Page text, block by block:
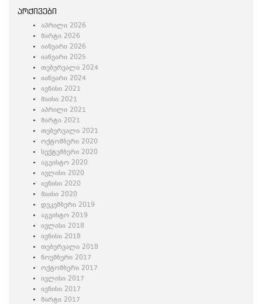
არქივები
აპრილი 2026
მარტი 2026
იანვარი 2026
იანვარი 2025
თებერვალი 2024
იანვარი 2024
ივნისი 2021
მაისი 2021
აპრილი 2021
მარტი 2021
თებერვალი 2021
ოქტომბერი 2020
სექტემბერი 2020
აგვისტო 2020
ივლისი 2020
ივნისი 2020
მაისი 2020
დეკემბერი 2019
აგვისტო 2019
ივლისი 2018
ივნისი 2018
თებერვალი 2018
ნოემბერი 2017
ოქტომბერი 2017
ივლისი 2017
ივნისი 2017
მარტი 2017